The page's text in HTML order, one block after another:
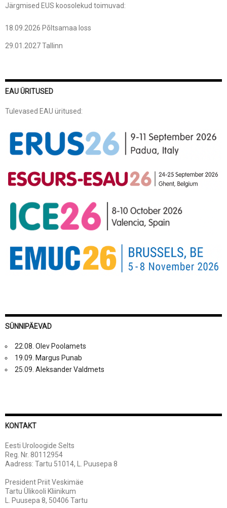
Järgmised EUS koosolekud toimuvad:
18.09.2026 Põltsamaa loss
29.01.2027 Tallinn
EAU ÜRITUSED
Tulevased EAU üritused:
SÜNNIPÄEVAD
22.08. Olev Poolamets
19.09. Margus Punab
25.09. Aleksander Valdmets
KONTAKT
Eesti Uroloogide Selts
Reg. Nr. 80112954
Aadress: Tartu 51014, L. Puusepa 8
President Priit Veskimäe
Tartu Ülikooli Kliinikum
L. Puusepa 8, 50406 Tartu